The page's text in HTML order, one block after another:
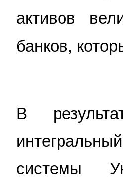
активов
банков,
В
системы